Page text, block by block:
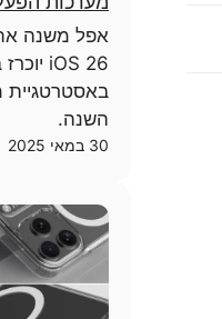
באסטרטגיית
השנה.
30 במאי 2025